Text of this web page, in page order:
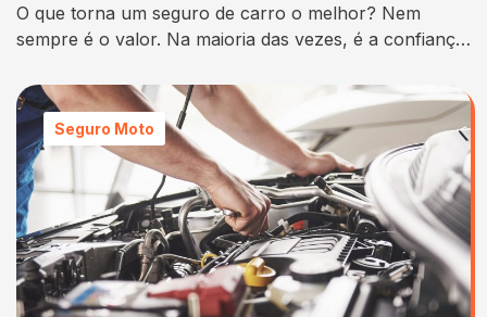
O que torna um seguro de carro o melhor? Nem
sempre é o valor. Na maioria das vezes, é a confiança
desafios diários e a segurança no trânsito ainda deixa
a desejar, contar com uma cobertura de qualidade faz
toda a diferença. Justamente por isso, cresce…
Seguro Moto